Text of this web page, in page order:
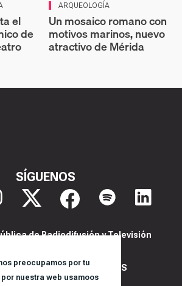
preocupamos por tu
nuestra web usamoos
el
de
ARQUEOLOGÍA
Un mosaico romano con
motivos marinos, nuevo
atractivo de Mérida
SÍGUENOS
de Radiodifusión y Televisión
DE PRIVACIDAD Y COOKIES